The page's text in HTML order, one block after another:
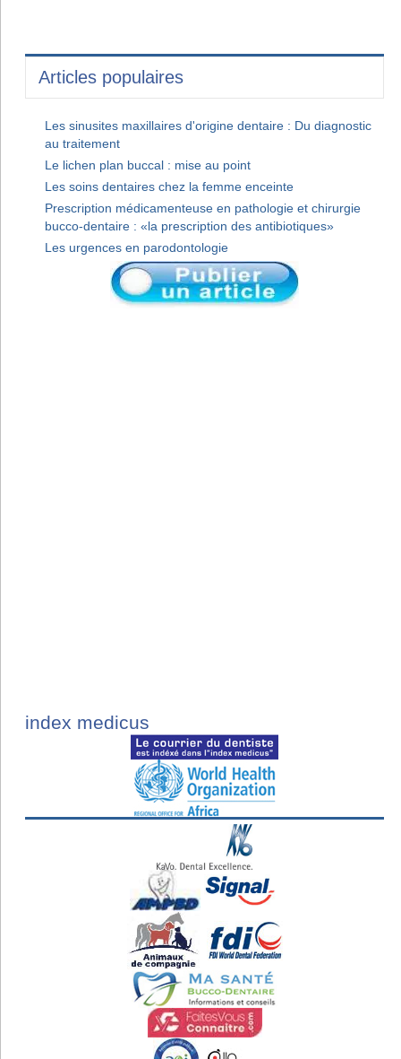
Articles populaires
Les sinusites maxillaires d'origine dentaire : Du diagnostic
au traitement
Le lichen plan buccal : mise au point
Les soins dentaires chez la femme enceinte
Prescription médicamenteuse en pathologie et chirurgie
bucco-dentaire : «la prescription des antibiotiques»
Les urgences en parodontologie
index medicus